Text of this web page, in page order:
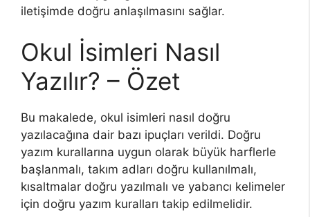
iletişimde doğru anlaşılmasını sağlar.
Okul İsimleri Nasıl
Yazılır? – Özet
Bu makalede, okul isimleri nasıl doğru
yazılacağına dair bazı ipuçları verildi. Doğru
yazım kurallarına uygun olarak büyük harflerle
başlanmalı, takım adları doğru kullanılmalı,
kısaltmalar doğru yazılmalı ve yabancı kelimeler
için doğru yazım kuralları takip edilmelidir.